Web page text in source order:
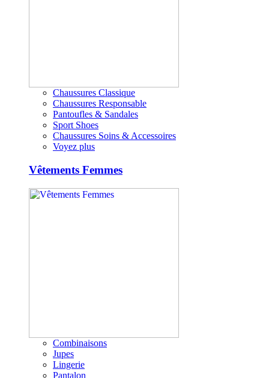
Chaussures Classique
Chaussures Responsable
Pantoufles & Sandales
Sport Shoes
Chaussures Soins & Accessoires
Voyez plus
Vêtements Femmes
Combinaisons
Jupes
Lingerie
Pantalon